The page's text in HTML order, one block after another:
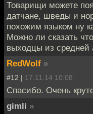
Товарищи можете
датчане, шведы и
похожим языком ну
Можно ли сказать
выходцы из средней
RedWolf »
#12 | 17.11.14 10:08
Спасибо. Очень
gimli »